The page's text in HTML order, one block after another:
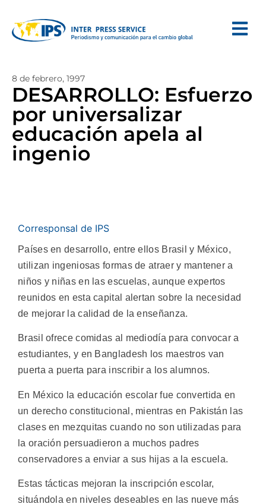
8 de febrero, 1997
DESARROLLO: Esfuerzo
por universalizar
educación apela al
ingenio
Corresponsal de IPS
Países en desarrollo, entre ellos Brasil y México,
utilizan ingeniosas formas de atraer y mantener a
niños y niñas en las escuelas, aunque expertos
reunidos en esta capital alertan sobre la necesidad
de mejorar la calidad de la enseñanza.
Brasil ofrece comidas al mediodía para convocar a
estudiantes, y en Bangladesh los maestros van
puerta a puerta para inscribir a los alumnos.
En México la educación escolar fue convertida en
un derecho constitucional, mientras en Pakistán las
clases en mezquitas cuando no son utilizadas para
la oración persuadieron a muchos padres
conservadores a enviar a sus hijas a la escuela.
Estas tácticas mejoran la inscripción escolar,
situándola en niveles deseables en las nueve más